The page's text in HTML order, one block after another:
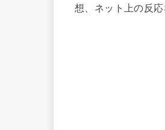
想、ネット上の反